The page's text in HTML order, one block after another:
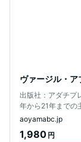
ヴァージル・ア
出版社：アダチプ
年から21年までの
aoyamabc.jp
1,980 円